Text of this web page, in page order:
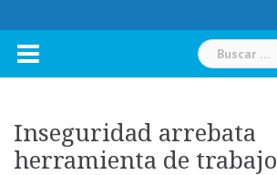
Buscar:
Inseguridad arrebata
herramienta de trabajo